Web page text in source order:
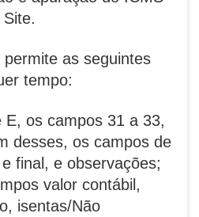
as seguintes
tempo:
E, os campos 31 a 33,
desses, os campos de
final, e observações;
valor contábil,
isentas/Não